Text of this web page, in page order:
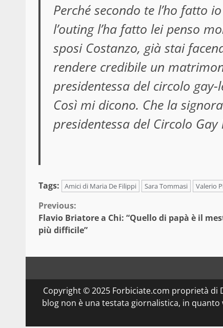
Perché secondo te l’ho fatto
l’outing l’ha fatto lei penso
sposi Costanzo, già stai
rendere credibile un
presidentessa del circolo
Così mi dicono. Che la
presidentessa del Circolo Gay
Tags: Amici di Maria De Filippi Sara Tommasi Valerio
Continue
Reading
Previous:
Flavio Briatore a Chi: “Quello di papà è il
più difficile”
Copyright © 2025 Forbiciate.com proprietà di
blog non è una testata giornalistica, in